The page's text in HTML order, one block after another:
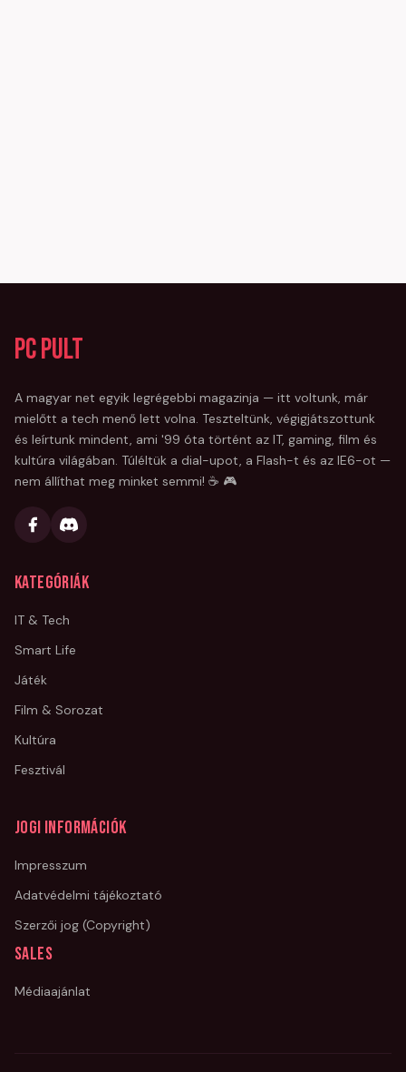
PC Pult
A magyar net egyik legrégebbi magazinja — itt voltunk, már
mielőtt a tech menő lett volna. Teszteltünk, végigjátszottunk
és leírtunk mindent, ami '99 óta történt az IT, gaming, film és
kultúra világában. Túléltük a dial-upot, a Flash-t és az IE6-ot —
nem állíthat meg minket semmi! ☕ 🎮
Kategóriák
IT & Tech
Smart Life
Játék
Film & Sorozat
Kultúra
Fesztivál
Jogi információk
Impresszum
Adatvédelmi tájékoztató
Szerzői jog (Copyright)
Sales
Médiaajánlat